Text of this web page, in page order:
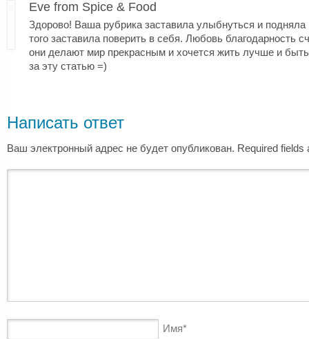
Eve from Spice & Food
Здорово! Ваша рубрика заставила улыбнуться и
того заставила поверить в себя. Любовь благодарность
они делают мир прекрасным и хочется жить лучше и
за эту статью =)
Написать ответ
Ваш электронный адрес не будет опубликован. Required
Имя*